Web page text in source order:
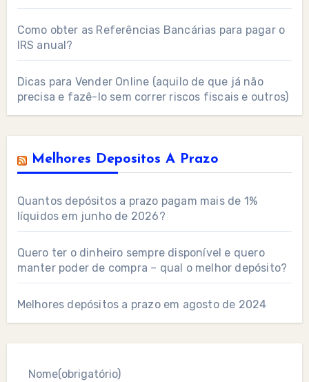
Como obter as Referências Bancárias para pagar o
IRS anual?
Dicas para Vender Online (aquilo de que já não
precisa e fazê-lo sem correr riscos fiscais e outros)
Melhores Depositos A Prazo
Quantos depósitos a prazo pagam mais de 1%
líquidos em junho de 2026?
Quero ter o dinheiro sempre disponível e quero
manter poder de compra – qual o melhor depósito?
Melhores depósitos a prazo em agosto de 2024
Nome(obrigatório)